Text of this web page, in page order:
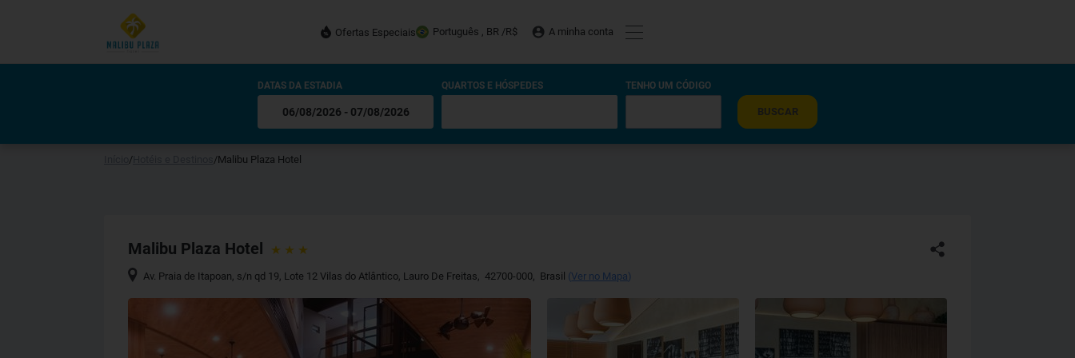
Ofertas Especiais Português , BR /R$ A minha conta
DATAS DA ESTADIA QUARTOS E HÓSPEDES TENHO UM CÓDIGO
BUSCAR
/ /Malibu Plaza Hotel
Malibu Plaza Hotel
Av. Praia de Itapoan, s/n qd 19, Lote 12 Vilas do Atlântico, Lauro De Freitas, 42700-000, Brasil (Ver no Mapa)